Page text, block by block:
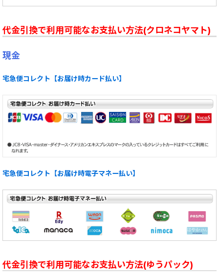
代金引換で利用可能なお支払い方法(クロネコヤマト)
現金
宅急便コレクト【お届け時カード払い】
宅急便コレクト【お届け時電子マネー払い】
代金引換で利用可能なお支払い方法(ゆうパック)